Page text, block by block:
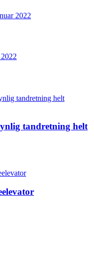
2022
tandretning helt